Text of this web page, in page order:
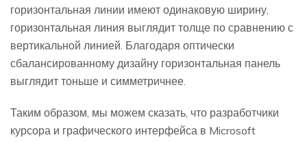
горизонтальная линии имеют одинаковую ширину,
горизонтальная линия выглядит толще по сравнению с
вертикальной линией. Благодаря оптически
сбалансированному дизайну горизонтальная панель
выглядит тоньше и симметричнее.
Таким образом, мы можем сказать, что разработчики
курсора и графического интерфейса в Microsoft